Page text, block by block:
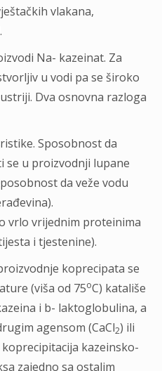
vlakana,
Na- kazeinat. Za
u vodi pa se široko
Dva osnovna razloga
Sposobnost da
se u proizvodnji lupane
da veže vodu
vrlo vrijednim proteinima
i tjestenine).
koprecipata se
(viša od 75oC) katališe
i b- laktoglobulina, a
agensom (CaCl2) ili
kazeinsko-
zajedno sa ostalim